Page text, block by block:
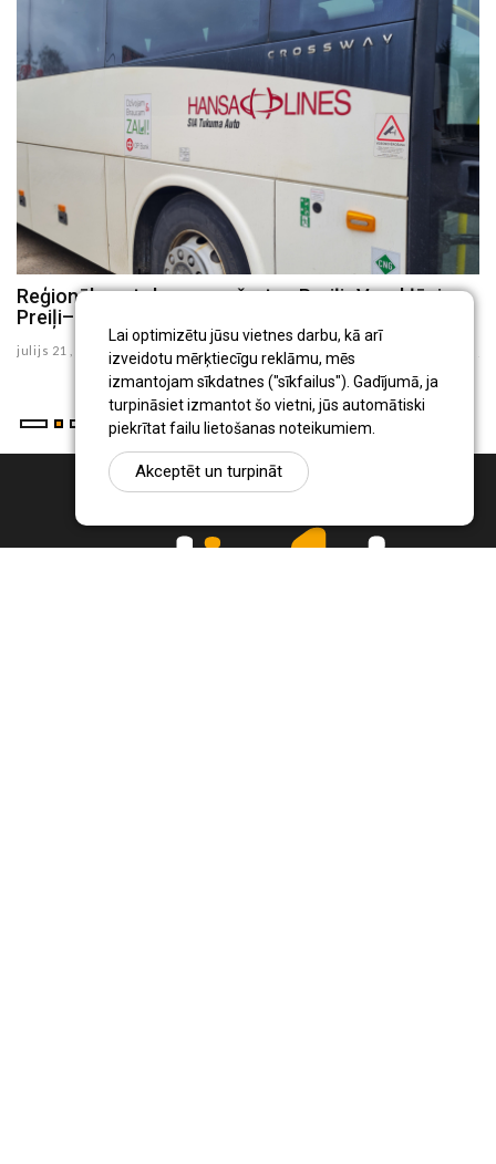
Lai optimizētu jūsu vietnes darbu, kā arī
izveidotu mērķtiecīgu reklāmu, mēs
izmantojam sīkdatnes ("sīkfailus"). Gadījumā, ja
turpināsiet izmantot šo vietni, jūs automātiski
piekrītat failu lietošanas noteikumiem.
Akceptēt un turpināt
Reģionālo autobusu maršrutos Preiļi–Varakļāni un
Preiļi–Rudzāti no augusta būs izmaiņas
julijs 21 , 2026